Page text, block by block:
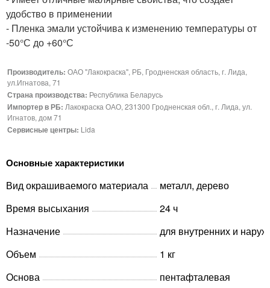
удобство в применении
- Пленка эмали устойчива к изменению температуры от
-50°С до +60°С
Производитель: ОАО "Лакокраска", РБ, Гродненская область, г. Лида,
ул.Игнатова, 71
Страна производства: Республика Беларусь
Импортер в РБ: Лакокраска ОАО, 231300 Гродненская обл., г. Лида, ул.
Игнатов, дом 71
Сервисные центры: Lida
Основные характеристики
Вид окрашиваемого материала
металл, дерево
Время высыхания
24 ч
Назначение
для внутренних и
Объем
1 кг
Основа
пентафталевая